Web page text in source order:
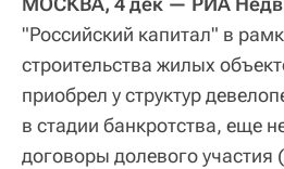
"Российский капитал" в
строительства жилых
приобрел у структур
в стадии банкротства, еще
договоры долевого